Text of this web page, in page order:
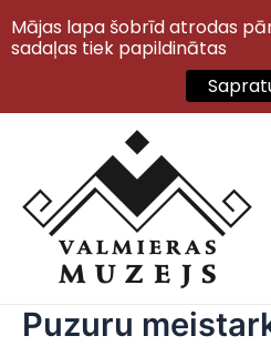
Puzuru
Mājas lapa šobrīd atrodas
sadaļas tiek papildinātas